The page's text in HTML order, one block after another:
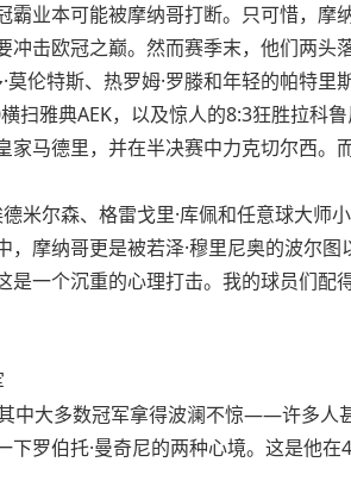
业本可能被摩纳哥打断。只可惜，
击欧冠之巅。然而赛季末，他们两头落
莫伦特斯、热罗姆·罗滕和年轻的帕特
扫雅典AEK，以及惊人的8:3狂胜拉科
家马德里，并在半决赛中力克切尔西
米尔森、格雷戈里·库佩和任意球大
摩纳哥更是被若泽·穆里尼奥的波尔
一个沉重的心理打击。我的球员们配
中大多数冠军拿得波澜不惊——许多人
罗伯托·曼奇尼的两种心境。这是他